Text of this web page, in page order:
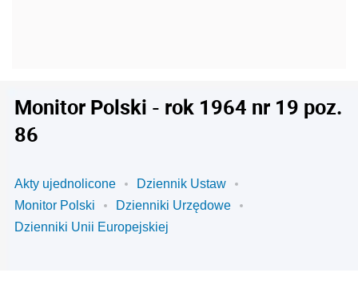
Monitor Polski - rok 1964 nr 19 poz.
86
Akty ujednolicone
Dziennik Ustaw
Monitor Polski
Dzienniki Urzędowe
Dzienniki Unii Europejskiej